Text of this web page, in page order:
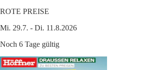
ROTE PREISE
Mi. 29.7. - Di. 11.8.2026
Noch 6 Tage gültig